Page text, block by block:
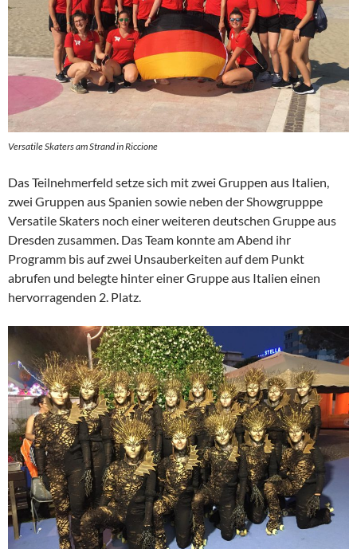
Versatile Skaters am Strand in Riccione
Das Teilnehmerfeld setze sich mit zwei Gruppen aus Italien,
zwei Gruppen aus Spanien sowie neben der Showgrupppe
Versatile Skaters noch einer weiteren deutschen Gruppe aus
Dresden zusammen. Das Team konnte am Abend ihr
Programm bis auf zwei Unsauberkeiten auf dem Punkt
abrufen und belegte hinter einer Gruppe aus Italien einen
hervorragenden 2. Platz.